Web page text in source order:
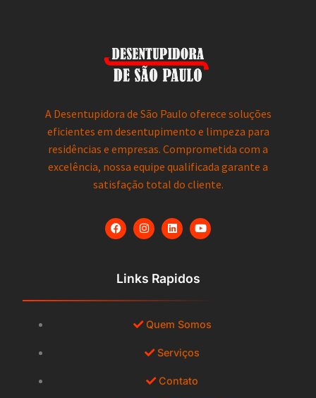
A Desentupidora de São Paulo oferece soluções
eficientes em desentupimento e limpeza para
residências e empresas. Comprometida com a
excelência, nossa equipe qualificada garante a
satisfação total do cliente.
Links Rapidos
Quem Somos
Serviços
Contato